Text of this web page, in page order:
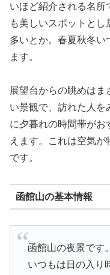
いほど紹介される名
も美しいスポットと
多いとか。春夏秋冬い
ます。
展望台からの眺めはま
い景観で、訪れた人
に夕暮れの時間帯がお
えます。これは空気
です。
函館山の基本情報
函館山の夜景です。
いつもは日の入り